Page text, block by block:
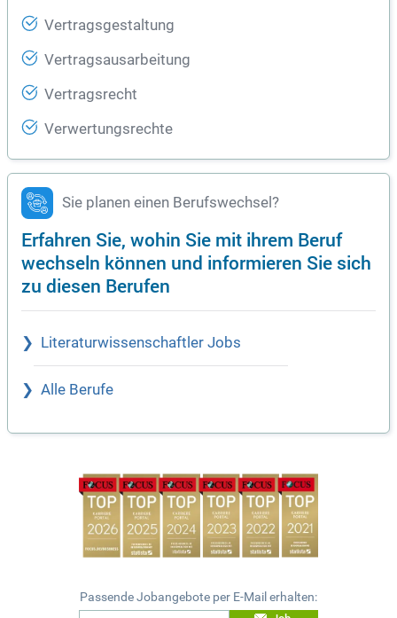
Vertragsgestaltung
Vertragsausarbeitung
Vertragsrecht
Verwertungsrechte
Sie planen einen Berufswechsel?
Erfahren Sie, wohin Sie mit ihrem Beruf
wechseln können und informieren Sie sich
zu diesen Berufen
Literaturwissenschaftler Jobs
Alle Berufe
Passende Jobangebote per E-Mail erhalten: